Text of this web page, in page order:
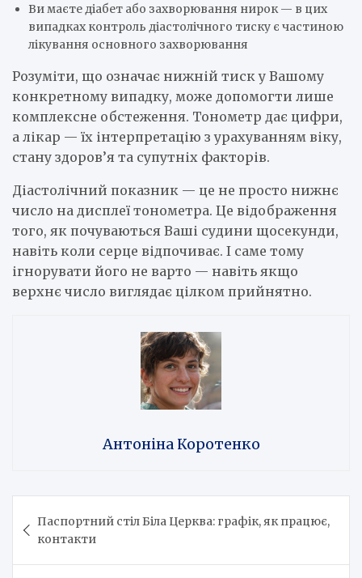
Ви маєте діабет або захворювання нирок — в цих
випадках контроль діастолічного тиску є частиною
лікування основного захворювання
Розуміти, що означає нижній тиск у Вашому
конкретному випадку, може допомогти лише
комплексне обстеження. Тонометр дає цифри,
а лікар — їх інтерпретацію з урахуванням віку,
стану здоров’я та супутніх факторів.
Діастолічний показник — це не просто нижнє
число на дисплеї тонометра. Це відображення
того, як почуваються Ваші судини щосекунди,
навіть коли серце відпочиває. І саме тому
ігнорувати його не варто — навіть якщо
верхнє число виглядає цілком прийнятно.
Антоніна Коротенко
записів
Паспортний стіл Біла Церква: графік, як працює,
контакти